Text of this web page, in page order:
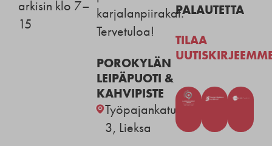
arkisin klo 7–
15
karjalanpiirakat.
Tervetuloa!
POROKYLÄN
LEIPÄPUOTI &
KAHVIPISTE
Työpajankatu
3, Lieksa
PALAUTETTA
TILAA